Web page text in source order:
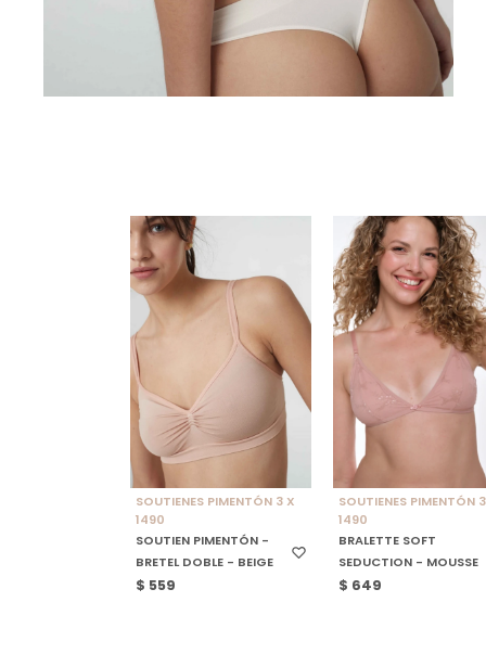
SELECCIONAR TALLE
SOUTIENES PIMENTÓN 3 X
1490
SOUTIEN PIMENTÓN -
BRETEL DOBLE - BEIGE
$ 559
SELECCIONAR TALLE
SOUTIENES PIMENTÓN
1490
BRALETTE SOFT
SEDUCTION - MOUSSE
$ 649